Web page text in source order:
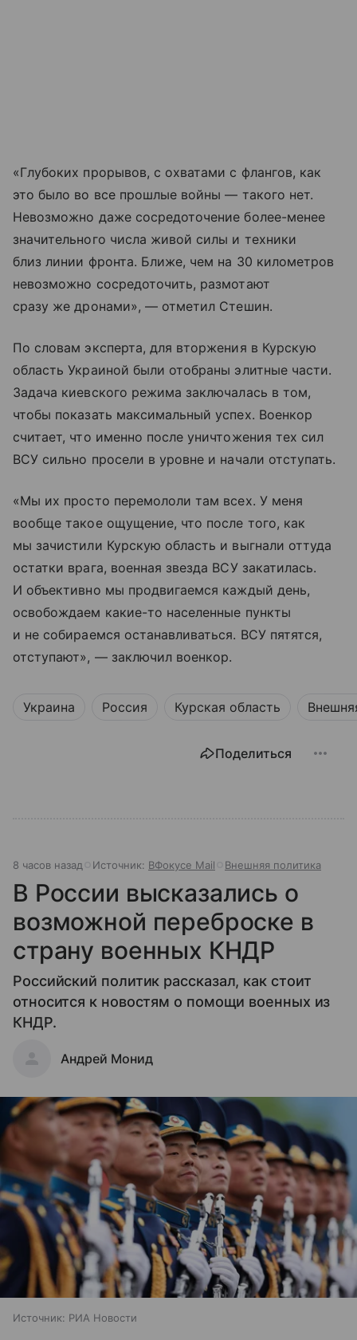
«Глубоких прорывов, с охватами с флангов, как
это было во все прошлые войны — такого нет.
Невозможно даже сосредоточение более-менее
значительного числа живой силы и техники
близ линии фронта. Ближе, чем на 30 километров
невозможно сосредоточить, размотают
сразу же дронами», — отметил Стешин.
По словам эксперта, для вторжения в Курскую
область Украиной были отобраны элитные части.
Задача киевского режима заключалась в том,
чтобы показать максимальный успех. Военкор
считает, что именно после уничтожения тех сил
ВСУ сильно просели в уровне и начали отступать.
«Мы их просто перемололи там всех. У меня
вообще такое ощущение, что после того, как
мы зачистили Курскую область и выгнали оттуда
остатки врага, военная звезда ВСУ закатилась.
И объективно мы продвигаемся каждый день,
освобождаем какие-то населенные пункты
и не собираемся останавливаться. ВСУ пятятся,
отступают», — заключил военкор.
Украина Россия Курская область
Поделиться
8 часов назад Источник: ВФокусе Mail Внешняя политика
В России высказались о
возможной переброске в
страну военных КНДР
Российский политик рассказал, как стоит
относится к новостям о помощи военных из
КНДР.
Андрей Монид
Источник: РИА Новости